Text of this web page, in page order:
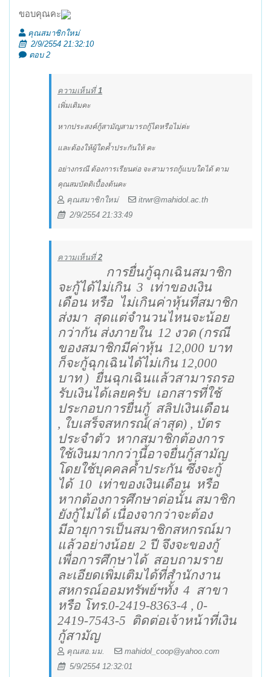
ขอบคุณคะ
คุณสมาชิกใหม่
2/9/2554 21:32:10
ตอบ 2
ความเห็นที่1
เพิ่มเติมคะ
หากประสงค์กู้สามัญสามารถกู้ไดหรือไม่ค่ะ
และต้องให้ผู้ใดค้ำประกันให้ คะ
อย่างกรณี ต้องการเรียนต่อ จะสามารถกู้แบบใดได้ ตาม
คุณสมบัตติเบื้องต้นคะ
คุณสมาชิกใหม่
itrwr@mahidol.ac.th
2/9/2554 21:33:49
ความเห็นที่2
การยื่นกู้ฉุกเฉินสมาชิก
จะกู้ได้ไม่เกิน 3 เท่าของเงิน
เดือน หรือ ไม่เกินค่าหุ้นที่สมาชิก
ส่งมา สุดแต่จำนวนไหนจะน้อย
กว่ากัน ส่งภายใน 12 งวด (กรณี
ของสมาชิกมีค่าหุ้น 12,000 บาท
ก็จะกู้ฉุกเฉินได้ไม่เกิน 12,000
บาท ) ยื่นฉุกเฉินแล้วสามารถรอ
รับเงินได้เลยครับ เอกสารที่ใช้
ประกอบการยื่นกู้ สลิปเงินเดือน
, ใบเสร็จสหกรณ์(ล่าสุด) , บัตร
ประจำตัว หากสมาชิกต้องการ
ใช้เงินมากกว่านี้อาจยื่นกู้สามัญ
โดยใช้บุคคลค้ำประกัน ซึ่งจะกู้
ได้ 10 เท่าของเงินเดือน หรือ
หากต้องการศึกษาต่อนั้น สมาชิก
ยังกู้ไม่ได้ เนื่องจากว่าจะต้อง
มีอายุการเป็นสมาชิกสหกรณ์มา
แล้วอย่างน้อย 2 ปี จึงจะของกู้
เพื่อการศึกษาได้ สอบถามราย
ละเอียดเพิ่มเติมได้ที่สำนักงาน
สหกรณ์ออมทรัพย์ฯทั้ง 4 สาขา
หรือ โทร.0-2419-8363-4 , 0-
2419-7543-5 ติดต่อเจ้าหน้าที่เงิน
กู้สามัญ
คุณสอ.มม.
mahidol_coop@yahoo.com
5/9/2554 12:32:01